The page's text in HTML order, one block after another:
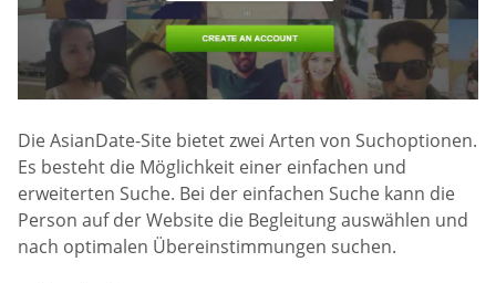
Die AsianDate-Site bietet zwei Arten von Suchoptionen.
Es besteht die Möglichkeit einer einfachen und
erweiterten Suche. Bei der einfachen Suche kann die
Person auf der Website die Begleitung auswählen und
nach optimalen Übereinstimmungen suchen.